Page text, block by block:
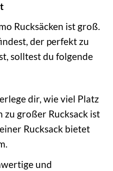
Rucksäcken ist groß.
der perfekt zu
solltest du folgende
dir, wie viel Platz
großer Rucksack ist
Rucksack bietet
und